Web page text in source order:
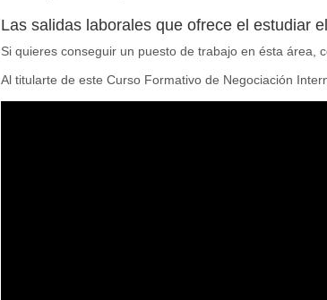
Las salidas laborales que ofrece el estudiar
Si quieres conseguir un puesto de trabajo en ésta área,
Al titularte de este Curso Formativo de Negociación